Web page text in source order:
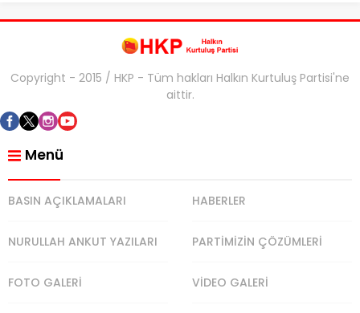
Copyright - 2015 / HKP - Tüm hakları Halkın Kurtuluş Partisi'ne
aittir.
Menü
BASIN AÇIKLAMALARI HABERLER
NURULLAH ANKUT YAZILARI PARTİMİZİN ÇÖZÜMLERİ
FOTO GALERİ VİDEO GALERİ